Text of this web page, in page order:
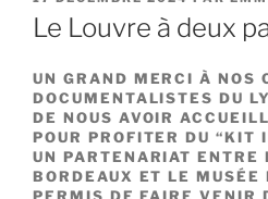
LE
Le Louvre à deux
UN GRAND MERCI À NOS
DOCUMENTALISTES DU
DE NOUS AVOIR
POUR PROFITER DU “KIT
UN PARTENARIAT ENTRE
BORDEAUX ET LE MUSÉE